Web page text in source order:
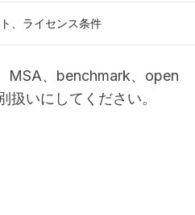
、ライセンス条件
MSA、benchmark、open
いにしてください。